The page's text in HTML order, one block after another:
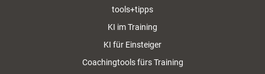
tools+tipps
KI im Training
KI für Einsteiger
Coachingtools fürs Training